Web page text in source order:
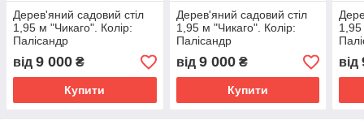
Дерев'яний садовий стіл
1,95 м "Чикаго". Колір:
Палісандр
від 9 000 ₴
Купити
Дерев'яний садовий стіл
1,95 м "Чикаго". Колір:
Палісандр
від 9 000₴
Купити
1,95
від